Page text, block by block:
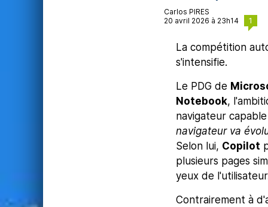
Carlos PIRES
20 avril 2026 à 23h14
1
La compétition
s'intensifie.
Le PDG de
Notebook,
navigateur
navigateur va
Selon lui, Copilot
plusieurs pages
yeux de
Contrairement à